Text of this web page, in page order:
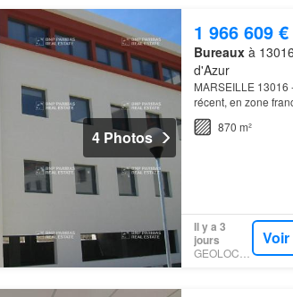
4 Photos
1 966 609 €
Bureauxà
d'Azur
MARSEILLE 13016
récent, en zone
870 m²
Il y a 3
jours